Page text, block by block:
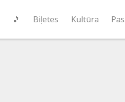
🎵 Biļetes Kultūra